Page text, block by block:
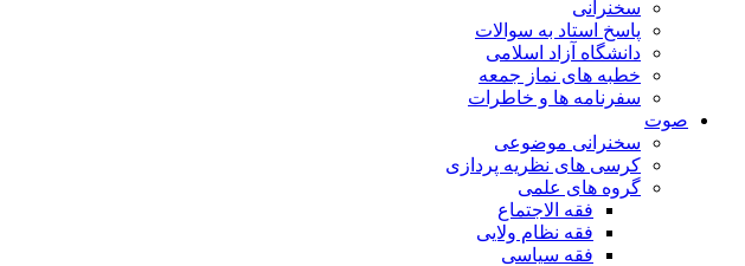
سخنرانی
پاسخ استاد به سوالات
دانشگاه آزاد اسلامی
خطبه های نماز جمعه
سفرنامه ها و خاطرات
صوت
سخنرانی موضوعی
کرسی های نظریه پردازی
گروه های علمی
فقه الاجتماع
فقه نظام ولایی
فقه سیاسی